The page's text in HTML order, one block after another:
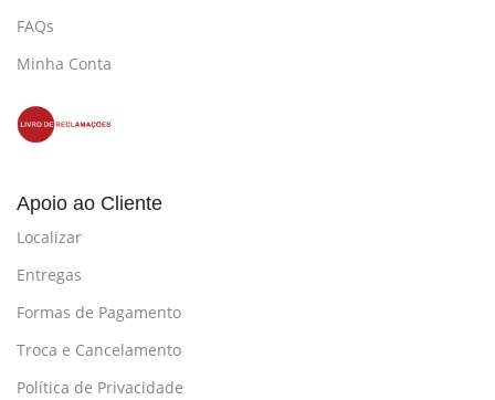
FAQs
Minha Conta
Apoio ao Cliente
Localizar
Entregas
Formas de Pagamento
Troca e Cancelamento
Política de Privacidade